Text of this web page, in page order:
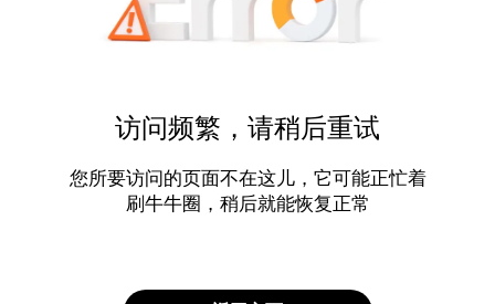
访问频繁，请稍后重试
您所要访问的页面不在这儿，它可能正忙着
刷牛牛圈，稍后就能恢复正常